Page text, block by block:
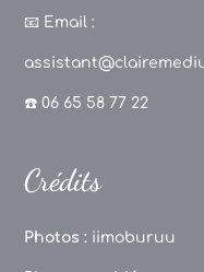
📧 Email :
☎️ 06 65 58 77 22
Crédits
Photos : iimoburuu